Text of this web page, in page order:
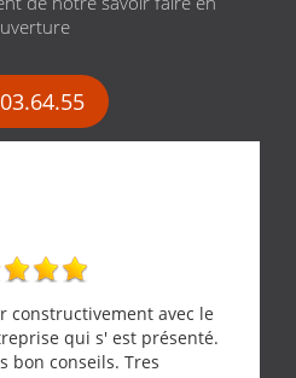
constructivement avec le
qui s' est présenté.
bon conseils. Tres